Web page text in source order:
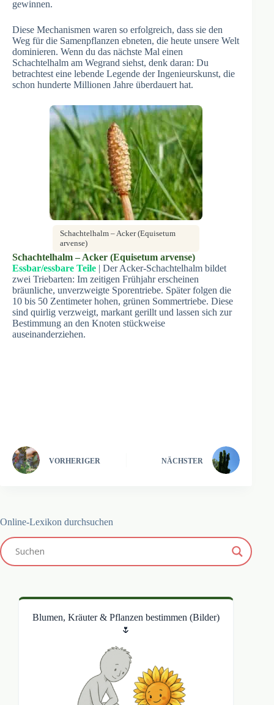
gewinnen.
Diese Mechanismen waren so erfolgreich, dass sie den
Weg für die Samenpflanzen ebneten, die heute unsere Welt
dominieren. Wenn du das nächste Mal einen
Schachtelhalm am Wegrand siehst, denk daran: Du
betrachtest eine lebende Legende der Ingenieurskunst, die
schon hunderte Millionen Jahre überdauert hat.
Schachtelhalm – Acker (Equisetum
arvense)
Schachtelhalm – Acker (Equisetum arvense)
Essbar/essbare Teile | Der Acker-Schachtelhalm bildet
zwei Triebarten: Im zeitigen Frühjahr erscheinen
bräunliche, unverzweigte Sporentriebe. Später folgen die
10 bis 50 Zentimeter hohen, grünen Sommertriebe. Diese
sind quirlig verzweigt, markant gerillt und lassen sich zur
Bestimmung an den Knoten stückweise
auseinanderziehen.
VORHERIGER NÄCHSTER
Online-Lexikon durchsuchen
Blumen, Kräuter & Pflanzen bestimmen (Bilder)
🌷